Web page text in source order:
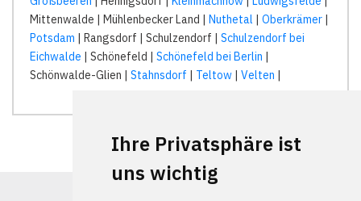
Ihre Privatsphäre ist
uns wichtig
Mittenwalde | Mühlenbecker Land | Nuthetal | Oberkrämer |
Potsdam | Rangsdorf | Schulzendorf | Schulzendorf bei
Eichwalde | Schönefeld | Schönefeld bei Berlin |
Schönwalde-Glien | Stahnsdorf | Teltow | Velten |